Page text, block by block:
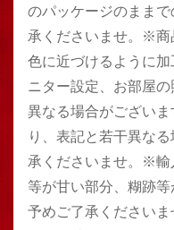
のパッケージのまま
承くださいませ。※商
色に近づけるように
ニター設定、お部屋
異なる場合がござい
り、表記と若干異な
承くださいませ。※輸
等が甘い部分、糊跡等
予めご了承ください